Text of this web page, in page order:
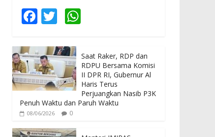
F
e
b
o
o
k
T
itt
er s
A
p
p
Saat Raker, RDP dan
RDPU Bersama Komisi
II DPR RI, Gubernur Al
Haris Terus
Perjuangkan Nasib P3K
Penuh Waktu dan Paruh Waktu
08/06/2026 0